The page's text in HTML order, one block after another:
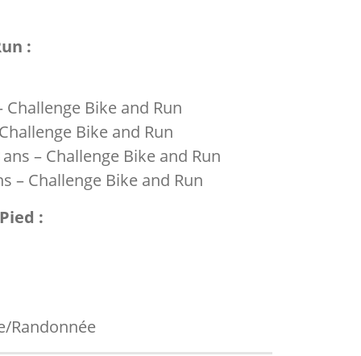
:
Bike and Run
Bike and Run
– Challenge Bike and Run
– Challenge Bike and Run
:
Randonnée